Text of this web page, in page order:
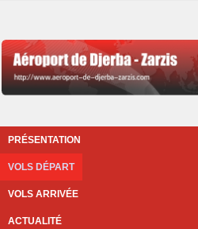
PRÉSENTATION
VOLS DÉPART
VOLS ARRIVÉE
ACTUALITÉ